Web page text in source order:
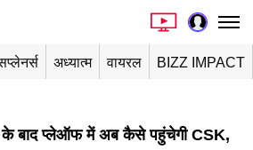
अध्यात्म वायरल BIZZ IMPACT
बाद प्लेऑफ में अब कैसे पहुंचेगी CSK,